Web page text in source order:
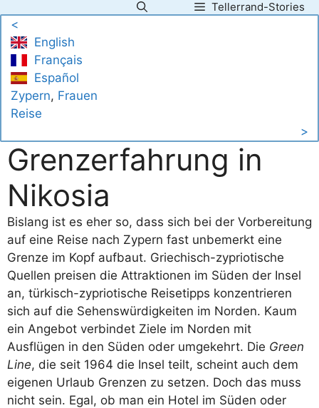
Inhalt
springen
Tellerrand-Stories
<
English
Français
Español
Zypern, Frauen
Reise
>
Grenzerfahrung in
Nikosia
Bislang ist es eher so, dass sich bei der Vorbereitung
auf eine Reise nach Zypern fast unbemerkt eine
Grenze im Kopf aufbaut. Griechisch-zypriotische
Quellen preisen die Attraktionen im Süden der Insel
an, türkisch-zypriotische Reisetipps konzentrieren
sich auf die Sehenswürdigkeiten im Norden. Kaum
ein Angebot verbindet Ziele im Norden mit
Ausflügen in den Süden oder umgekehrt. Die Green
Line, die seit 1964 die Insel teilt, scheint auch dem
eigenen Urlaub Grenzen zu setzen. Doch das muss
nicht sein. Egal, ob man ein Hotel im Süden oder